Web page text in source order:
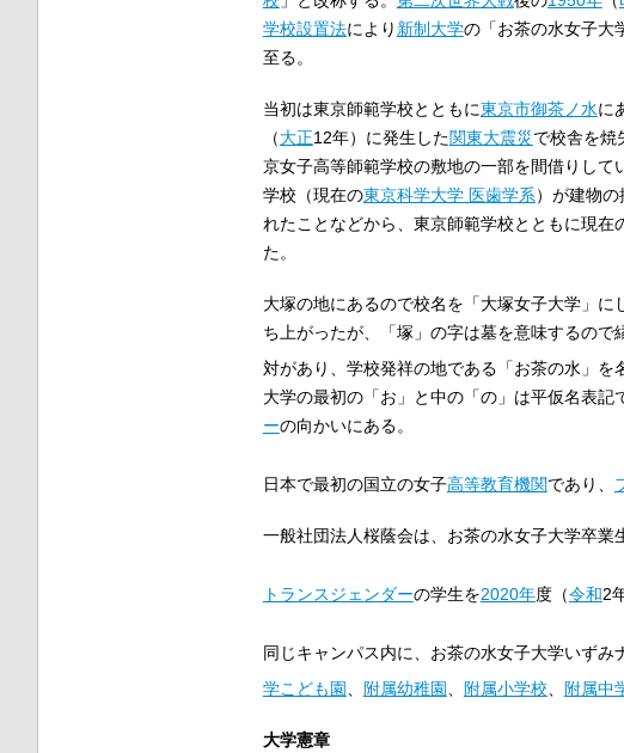
学校設置法により 新制大学の「お茶の水女子大
至る。
当初は東京師範学校とともに東京市御茶ノ水に
（大正12年）に発生した関東大震災で校舎を焼
京女子高等師範学校の敷地の一部を間借りして
学校（現在の東京科学大学 医歯学系）が建物の
れたことなどから、東京師範学校とともに現在
た。
大塚の地にあるので校名を「大塚女子大学」に
ち上がったが、「塚」の字は墓を意味するので
対があり、学校発祥の地である「お茶の水」を
大学の最初の「お」と中の「の」は平仮名表記
ーの向かいにある。
日本で最初の国立の女子高等教育機関であり、
一般社団法人桜蔭会は、お茶の水女子大学卒業
トランスジェンダーの学生を2020年度（令和2
同じキャンパス内に、お茶の水女子大学いずみ
学こども園
附属幼稚園 附属小学校 附属中
大学憲章